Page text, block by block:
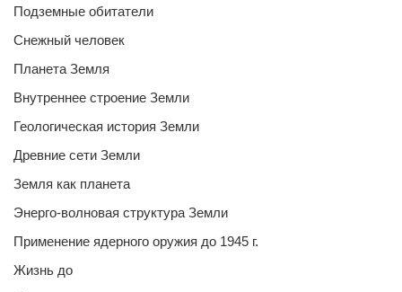
Подземные обитатели
Снежный человек
Планета Земля
Внутреннее строение Земли
Геологическая история Земли
Древние сети Земли
Земля как планета
Энерго-волновая структура Земли
Применение ядерного оружия до 1945 г.
Жизнь до